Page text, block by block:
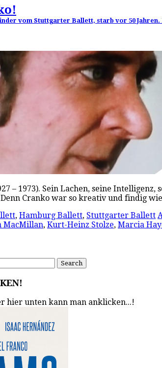
vom Stuttgarter Ballett, starb vor 50
– 1973). Sein Lachen, seine
Cranko war so kreativ und findig
, Hamburg Ballett, Stuttgarter Ballett
MacMillan, Kurt-Heinz Stolze, Marcia
hier unten kann man anklicken...!